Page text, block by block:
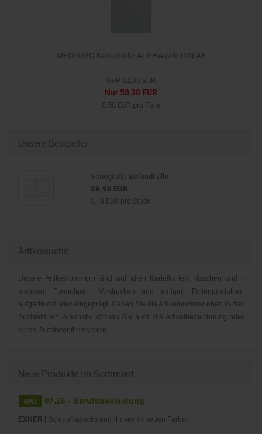
MED+ORG Karteihülle ALPHAsafe DIN A5
UVP 62,90 EUR
Nur 50,30 EUR
0,50 EUR pro Folie
Unsere Bestseller
Sonografie-Befundhülle
89,90 EUR
0,18 EUR pro Stück
Artikelsuche
Unsere Artikelnummern sind auf allen Karteikarten, -taschen und -
mappen, Formularen, Vordrucken und einigen Folienprodukten
aufgedruckt oder eingeprägt. Geben Sie die Artikelnummer oben in das
Suchfeld ein. Alternativ können Sie auch die Artikelbezeichnung oder
einen Suchbegriff eingeben.
Neue Produkte im Sortiment
07.26 - Berufsbekleidung
EXNER | Schlupfkasacks und -hosen in neuen Farben.